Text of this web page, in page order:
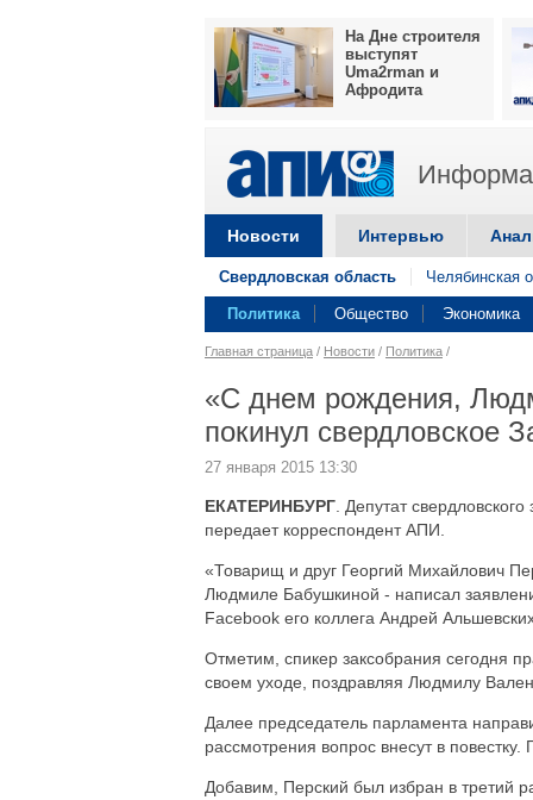
На Дне строителя
выступят
Uma2rman и
Афродита
Новости Интервью
Свердловская область Челябинская
Политика Общество Экономика
Главная страница / Новости / Политика /
«С днем рождения,
покинул свердловское
27 января 2015 13:30
ЕКАТЕРИНБУРГ . Депутат
передает корреспондент АПИ.
«Товарищ и друг Георгий Михайлович
Людмиле Бабушкиной - написал
Facebook его коллега Андрей
Отметим, спикер заксобрания сегодня
своем уходе, поздравляя Людмилу
Далее председатель парламента
рассмотрения вопрос внесут в
Добавим, Перский был избран в третий